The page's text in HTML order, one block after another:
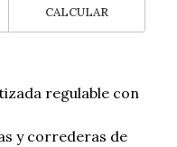
CALCULAR
regulable con
y correderas de